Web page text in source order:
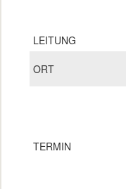
LEITUNG
ORT
TERMIN